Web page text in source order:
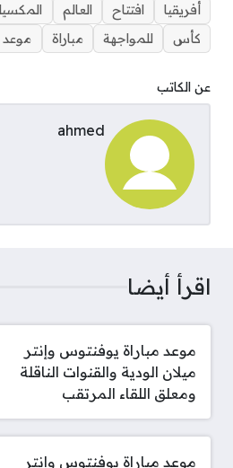
أفريقيا
افتتاح العالم
كأس
للمواجهة مباراة موعد
عن الكاتب
ahmed
اقرأ أيضا
موعد مباراة يوفنتوس وإنتر
ميلان الودية والقنوات الناقلة
ومعلق اللقاء المرتقب
موعد مباراة يوفنتوس وإنتر